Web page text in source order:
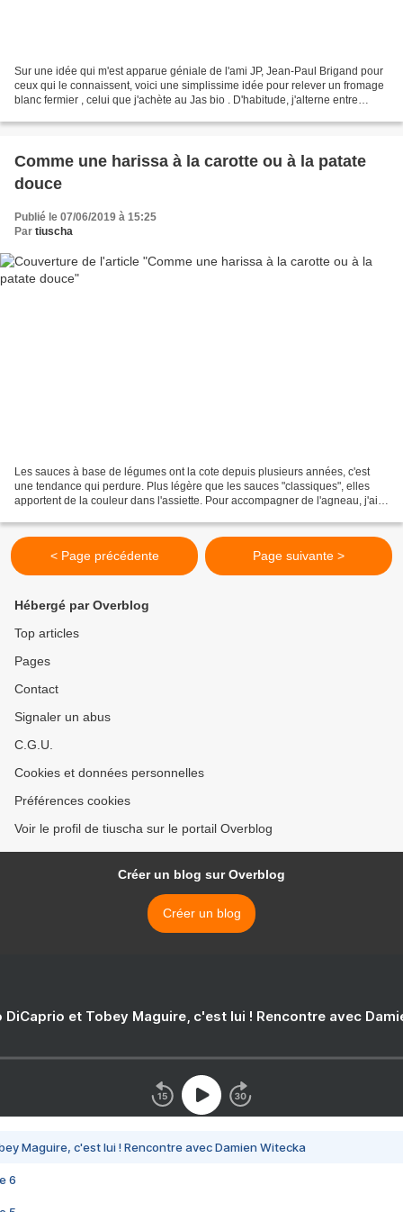
Sur une idée qui m'est apparue géniale de l'ami JP, Jean-Paul Brigand pour
ceux qui le connaissent, voici une simplissime idée pour relever un fromage
blanc fermier , celui que j'achète au Jas bio . D'habitude, j'alterne entre
Comme une harissa à la carotte ou à la patate
douce
Publié le 07/06/2019 à 15:25
Par tiuscha
Les sauces à base de légumes ont la cote depuis plusieurs années, c'est
une tendance qui perdure. Plus légère que les sauces "classiques", elles
apportent de la couleur dans l'assiette. Pour accompagner de l'agneau, j'ai
< Page précédente Page suivante >
Hébergé par Overblog
Top articles
Pages
Contact
Signaler un abus
C.G.U.
Cookies et données personnelles
Préférences cookies
Voir le profil de tiuscha sur le portail Overblog
Créer un blog sur Overblog
Créer un blog
DiCaprio et Tobey Maguire, c'est lui ! Rencontre avec
Maguire, c'est lui ! Rencontre avec Damien Witecka
6